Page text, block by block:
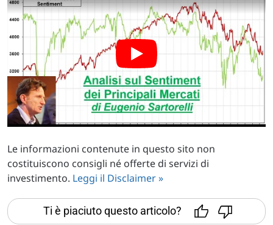
Le informazioni contenute in questo sito non
costituiscono consigli né offerte di servizi di
investimento. Leggi il Disclaimer »
Ti è piaciuto questo articolo?